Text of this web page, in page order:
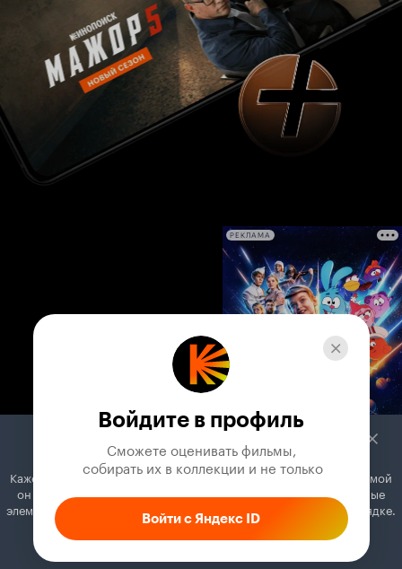
РЕКЛАМА
Войдите в профиль
Сможете оценивать фильмы,
собирать их в коллекции и не только
Войти с Яндекс ID
Кажется, вы используете блокировщик рекламы. Вместе с рекламой
он может отключать постеры, папки с фильмами и другие важные
элементы. Добавьте Кинопоиск в исключения, и всё будет в порядке.
Как это сделать